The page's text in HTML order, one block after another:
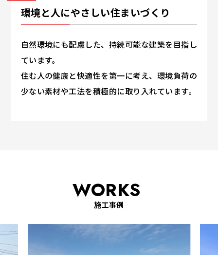
環境と人にやさしい住まいづくり
自然環境にも配慮した、持続可能な建築を目指し
ています。
住む人の健康と快適性を第一に考え、環境負荷の
少ない素材や工法を積極的に取り入れています。
WORKS
施工事例